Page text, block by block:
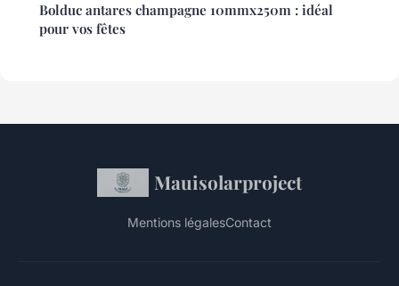
Bolduc antares champagne 10mmx250m : idéal
pour vos fêtes
Mauisolarproject
Mentions légalesContact